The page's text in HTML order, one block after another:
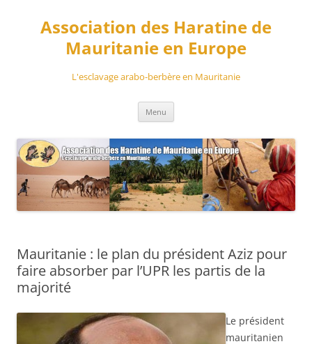
contenuAssociation des Haratine de
Mauritanie en Europe
L'esclavage arabo-berbère en Mauritanie
Menu
Mauritanie : le plan du président Aziz pour
faire absorber par l’UPR les partis de la
majorité
Le président
mauritanien